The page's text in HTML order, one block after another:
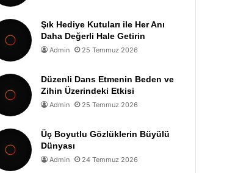
Şık Hediye Kutuları ile Her Anı
Daha Değerli Hale Getirin
Admin 25 Temmuz 2026
Düzenli Dans Etmenin Beden ve
Zihin Üzerindeki Etkisi
Admin 25 Temmuz 2026
Üç Boyutlu Gözlüklerin Büyülü
Dünyası
Admin 24 Temmuz 2026